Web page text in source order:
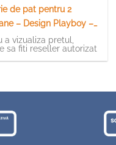
de pat pentru 2
– Design Playboy –
a vizualiza pretul,
sa fiti reseller autorizat